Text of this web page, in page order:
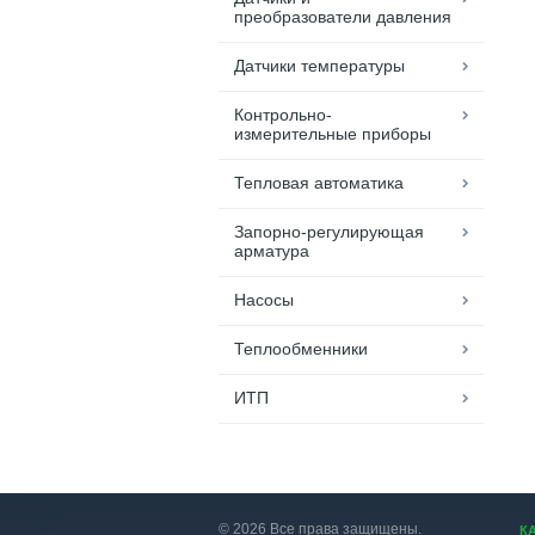
преобразователи давления
Датчики температуры
Контрольно-
измерительные приборы
Тепловая автоматика
Запорно-регулирующая
арматура
Насосы
Теплообменники
ИТП
© 2026 Все права защищены.